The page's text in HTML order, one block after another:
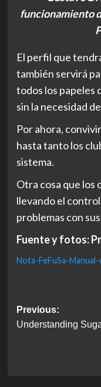
funcionamiento
El perfil que
también servirá
todos los papeles
sin la necesidad
Por ahora,
hasta tanto los
sistema.
Otra cosa que los
llevando el
problemas con
Fuente y fotos:
Nota-FeFuSa-
Post
Previous:
Understanding